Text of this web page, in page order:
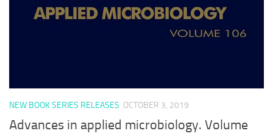
NEW BOOK SERIES RELEASES OCTOBER 3, 2019
Advances in applied microbiology. Volume